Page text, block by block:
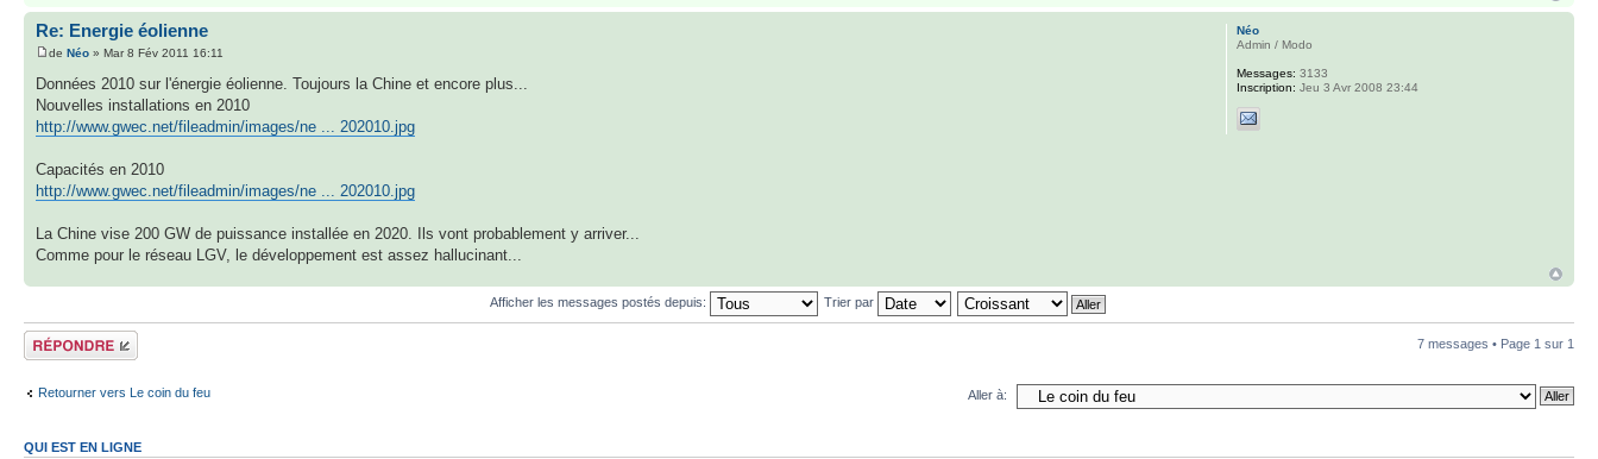
Re: Energie éolienne
de Néo » Mar 8 Fév 2011 16:11
Données 2010 sur l'énergie éolienne. Toujours la Chine et encore plus...
Nouvelles installations en 2010
http://www.gwec.net/fileadmin/images/ne ... 202010.jpg
Capacités en 2010
http://www.gwec.net/fileadmin/images/ne ... 202010.jpg
La Chine vise 200 GW de puissance installée en 2020. Ils vont probablement y arriver...
Comme pour le réseau LGV, le développement est assez hallucinant...
Néo
Admin / Modo
Messages: 3133
Inscription: Jeu 3 Avr 2008 23:44
Afficher les messages postés depuis: Trier par
Répondre 7 messages • Page 1 sur 1
Retourner vers Le coin du feu Aller à:
QUI EST EN LIGNE